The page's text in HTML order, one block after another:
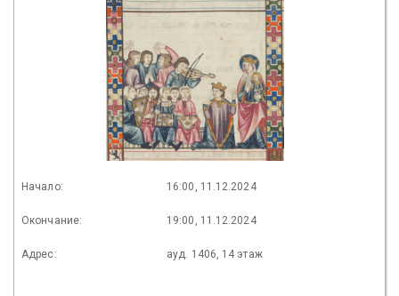
Начало: 16:00, 11.12.2024
Окончание: 19:00, 11.12.2024
Адрес: ауд. 1406, 14 этаж